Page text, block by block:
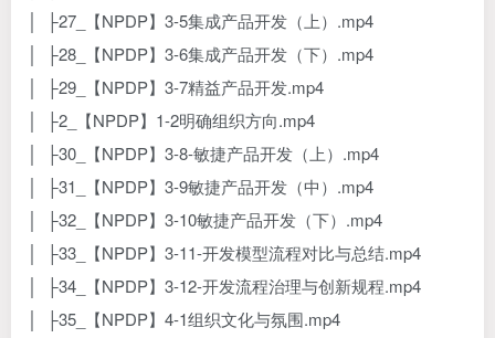
│ ├27_【NPDP】3-5集成产品开发（上）.mp4
│ ├28_【NPDP】3-6集成产品开发（下）.mp4
│ ├29_【NPDP】3-7精益产品开发.mp4
│ ├2_【NPDP】1-2明确组织方向.mp4
│ ├30_【NPDP】3-8-敏捷产品开发（上）.mp4
│ ├31_【NPDP】3-9敏捷产品开发（中）.mp4
│ ├32_【NPDP】3-10敏捷产品开发（下）.mp4
│ ├33_【NPDP】3-11-开发模型流程对比与总结.mp4
│ ├34_【NPDP】3-12-开发流程治理与创新规程.mp4
│ ├35_【NPDP】4-1组织文化与氛围.mp4